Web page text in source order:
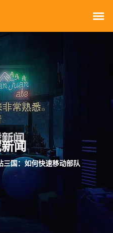
闻
三国：如何快速移动部队